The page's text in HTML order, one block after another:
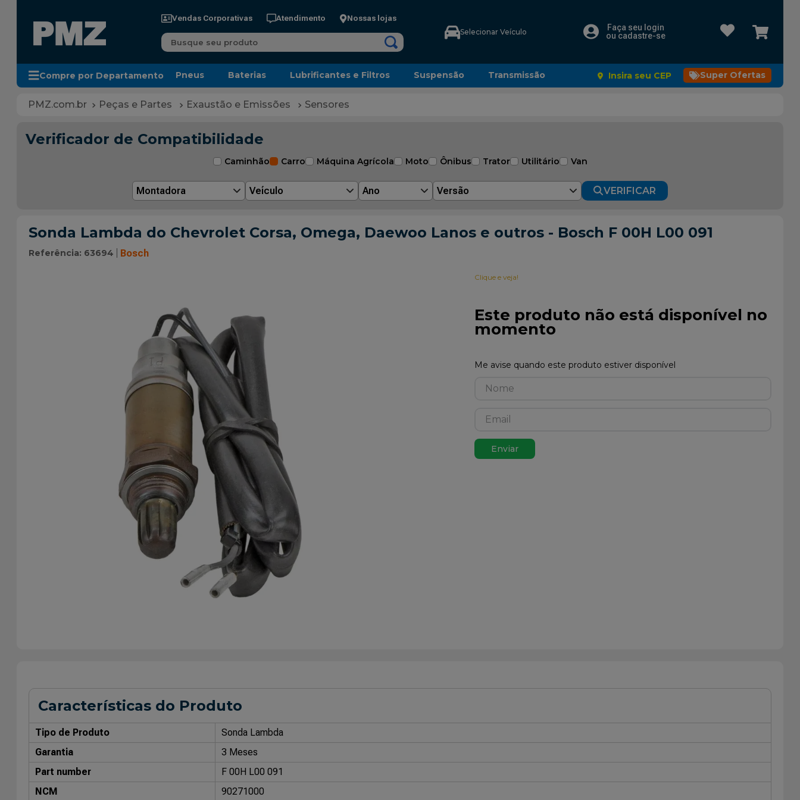
Vendas Corporativas Atendimento Nossas lojas
Busque seu produto Selecionar Veículo
Faça seu login
ou cadastre-se
Compre por Departamento Pneus Baterias Lubrificantes e Filtros Suspensão Transmissão Insira seu CEP Super Ofertas
Peças e Partes Exaustão e Emissões Sensores
Verificador de Compatibilidade
Caminhão Carro Máquina Agrícola Moto Ônibus Trator Utilitário Van
Montadora Veículo Ano Versão VERIFICAR
Sonda Lambda do Chevrolet Corsa, Omega, Daewoo Lanos e outros - Bosch F 00H L00 091
Referência: 63694 Bosch
Clique e veja!
Este produto não está disponível no
momento
Enviar
Características do Produto
Tipo de Produto
Sonda Lambda
Garantia
3 Meses
Part number
F 00H L00 091
NCM
90271000